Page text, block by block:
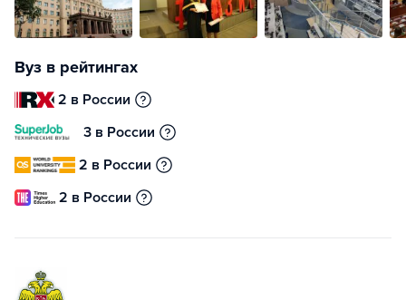
Вуз в рейтингах
2 в России
3 в России
2 в России
2 в России